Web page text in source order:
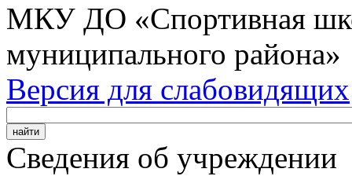
МКУ ДО «Спортивная
муниципального района»
Версия для слабовидящих
Сведения об учреждении